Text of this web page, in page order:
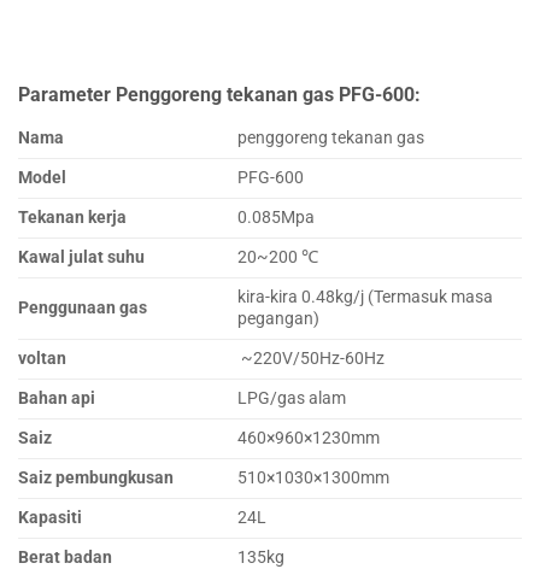
Parameter Penggoreng tekanan gas PFG-600:
Nama
penggoreng tekanan gas
Model
PFG-600
Tekanan kerja
0.085Mpa
Kawal julat suhu
20~200 ℃
Penggunaan gas
kira-kira 0.48kg/j (Termasuk masa
pegangan)
voltan
~220V/50Hz-60Hz
Bahan api
LPG/gas alam
Saiz
460×960×1230mm
Saiz pembungkusan
510×1030×1300mm
Kapasiti
24L
Berat badan
135kg